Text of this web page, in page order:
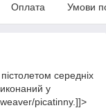
Оплата Умови
середніх
у
picatinny.]]>